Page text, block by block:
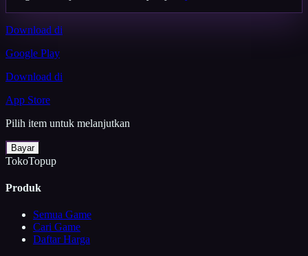
Download di
Google Play
Download di
App Store
Pilih item untuk melanjutkan
Bayar
TokoTopup
Produk
Semua Game
Cari Game
Daftar Harga